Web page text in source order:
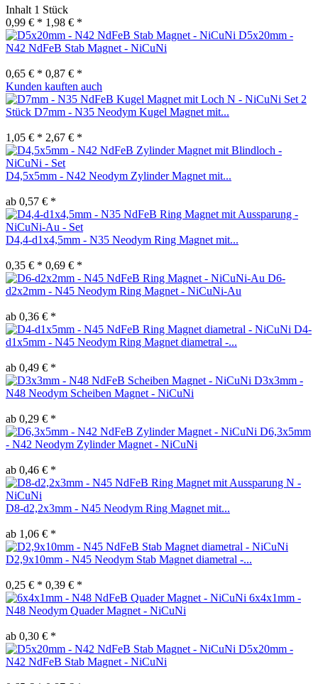
Inhalt 1 Stück
0,99 € * 1,98 € *
D5x20mm -
N42 NdFeB Stab Magnet - NiCuNi
0,65 € * 0,87 € *
Kunden kauften auch
Set 2
Stück D7mm - N35 Neodym Kugel Magnet mit...
1,05 € * 2,67 € *
D4,5x5mm - N42 Neodym Zylinder Magnet mit...
ab 0,57 € *
D4,4-d1x4,5mm - N35 Neodym Ring Magnet mit...
0,35 € * 0,69 € *
D6-
d2x2mm - N45 Neodym Ring Magnet - NiCuNi-Au
ab 0,36 € *
D4-
d1x5mm - N45 Neodym Ring Magnet diametral -...
ab 0,49 € *
D3x3mm -
N48 Neodym Scheiben Magnet - NiCuNi
ab 0,29 € *
D6,3x5mm
- N42 Neodym Zylinder Magnet - NiCuNi
ab 0,46 € *
D8-d2,2x3mm - N45 Neodym Ring Magnet mit...
ab 1,06 € *
D2,9x10mm - N45 Neodym Stab Magnet diametral -...
0,25 € * 0,39 € *
6x4x1mm -
N48 Neodym Quader Magnet - NiCuNi
ab 0,30 € *
D5x20mm -
N42 NdFeB Stab Magnet - NiCuNi